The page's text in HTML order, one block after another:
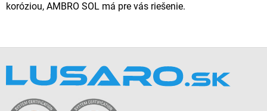
koróziou, AMBRO SOL má pre vás riešenie.